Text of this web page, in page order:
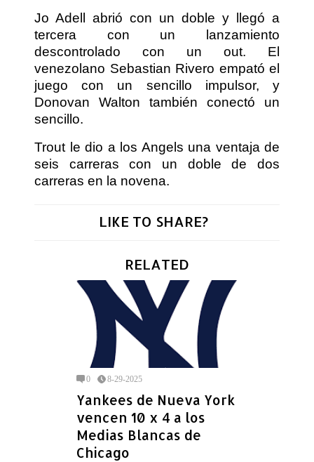
Jo Adell abrió con un doble y llegó a
tercera con un lanzamiento
descontrolado con un out. El
venezolano Sebastian Rivero empató el
juego con un sencillo impulsor, y
Donovan Walton también conectó un
sencillo.
Trout le dio a los Angels una ventaja de
seis carreras con un doble de dos
carreras en la novena.
LIKE TO SHARE?
RELATED
0 8-29-2025
Yankees de Nueva York
vencen 10 x 4 a los
Medias Blancas de
Chicago